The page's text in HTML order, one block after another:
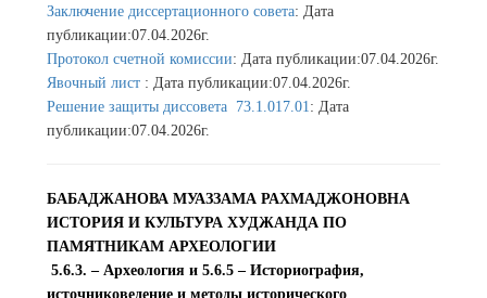
Заключение диссертационного совета: Дата
публикации:07.04.2026г.
Протокол счетной комиссии: Дата публикации:07.04.2026г.
Явочный лист : Дата публикации:07.04.2026г.
Решение защиты диссовета 73.1.017.01: Дата
публикации:07.04.2026г.
БАБАДЖАНОВА МУАЗЗАМА РАХМАДЖОНОВНА
ИСТОРИЯ И КУЛЬТУРА ХУДЖАНДА ПО
ПАМЯТНИКАМ АРХЕОЛОГИИ
5.6.3. – Археология и 5.6.5 – Историография,
источниковедение и методы исторического